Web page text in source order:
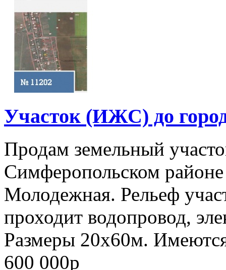
Участок (ИЖС) до
Продам земельный
Симферопольском
Молодежная. Рельеф
проходит водопровод,
Размеры 20х60м.
600 000p